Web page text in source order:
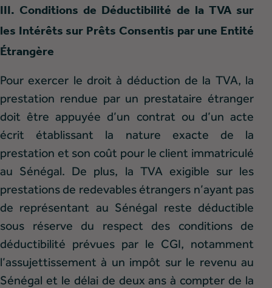
III. Conditions de Déductibilité de la TVA sur
les Intérêts sur Prêts Consentis par une Entité
Étrangère
Pour exercer le droit à déduction de la TVA, la
prestation rendue par un prestataire étranger
doit être appuyée d’un contrat ou d’un acte
écrit établissant la nature exacte de la
prestation et son coût pour le client immatriculé
au Sénégal. De plus, la TVA exigible sur les
prestations de redevables étrangers n’ayant pas
de représentant au Sénégal reste déductible
sous réserve du respect des conditions de
déductibilité prévues par le CGI, notamment
l’assujettissement à un impôt sur le revenu au
Sénégal et le délai de deux ans à compter de la